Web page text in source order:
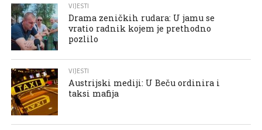
VIJESTI
Drama zeničkih rudara: U jamu se
vratio radnik kojem je prethodno
pozlilo
VIJESTI
Austrijski mediji: U Beču ordinira i
taksi mafija